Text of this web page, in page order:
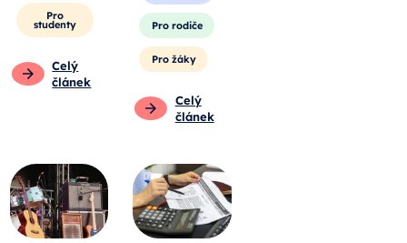
Pro
studenty
Celý
článek
Pro rodiče
Pro žáky
Celý
článek